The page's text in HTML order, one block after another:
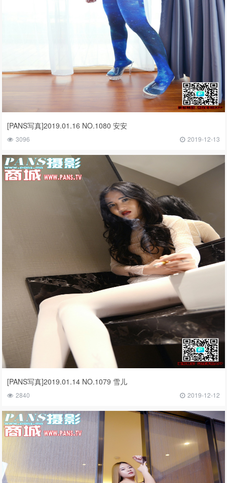
[PANS写真]2019.01.16 NO.1080 安安
3096 2019-12-13
[PANS写真]2019.01.14 NO.1079 雪儿
2840 2019-12-12